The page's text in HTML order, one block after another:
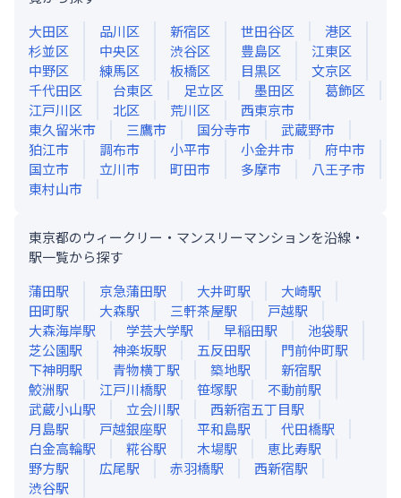
大田区
品川区 新宿区 世田谷区
港区
杉並区
中央区 渋谷区 豊島区
江東区
中野区
練馬区 板橋区 目黒区
文京区
千代田区
台東区 足立区 墨田区
葛飾区
江戸川区
北区 荒川区
西東京市
東久留米市
三鷹市 国分寺市
武蔵野市
狛江市
調布市 小平市 小金井市
府中市
国立市
立川市 町田市 多摩市
八王子市
東村山市
東京都のウィークリー・マンスリーマンションを沿線・
駅一覧から探す
蒲田駅 京急蒲田駅 大井町駅 大崎駅
田町駅 大森駅 三軒茶屋駅 戸越駅
大森海岸駅 学芸大学駅 早稲田駅 池袋駅
芝公園駅 神楽坂駅 五反田駅 門前仲町駅
下神明駅 青物横丁駅 築地駅 新宿駅
鮫洲駅 江戸川橋駅 笹塚駅 不動前駅
武蔵小山駅 立会川駅 西新宿五丁目駅
月島駅 戸越銀座駅 平和島駅 代田橋駅
白金高輪駅 糀谷駅 木場駅 恵比寿駅
野方駅 広尾駅 赤羽橋駅 西新宿駅
渋谷駅